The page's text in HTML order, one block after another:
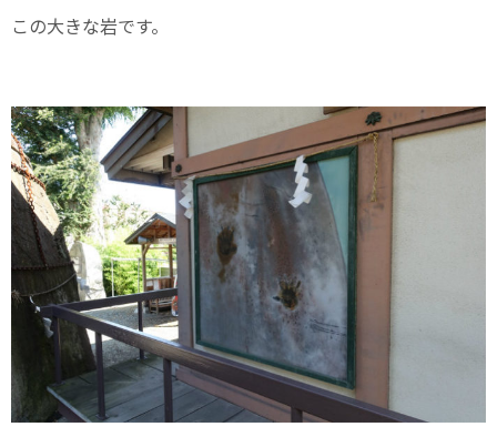
この大きな岩です。